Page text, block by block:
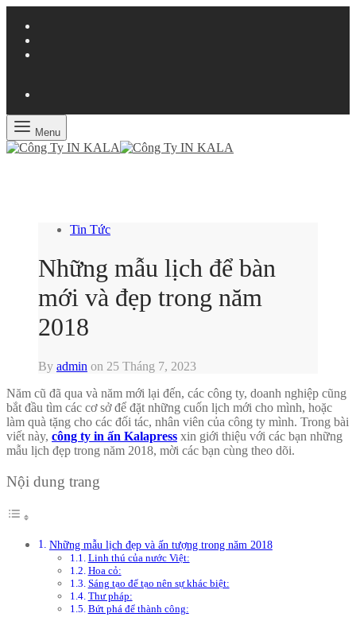
Menu
Tin Tức
Những mẫu lịch để bàn
mới và đẹp trong năm
2018
By admin on 25 Tháng 7, 2023
Năm cũ đã qua và năm mới lại đến, các công ty, doanh nghiệp cũng
bắt đầu tìm các cơ sở để đặt những cuốn lịch mới cho mình, hoặc
làm quà tặng cho các đối tác, nhân viên của công ty mình. Trong bài
viết này, công ty in ấn Kalapress xin giới thiệu với các bạn những
mẫu lịch đẹp trong năm 2018, mời các bạn cùng theo dõi.
Nội dung trang
Những mẫu lịch đẹp và ấn tượng trong năm 2018
Linh thú của nước Việt:
Hoa cỏ:
Sáng tạo để tạo nên sự khác biệt:
Thư pháp:
Bứt phá để thành công: